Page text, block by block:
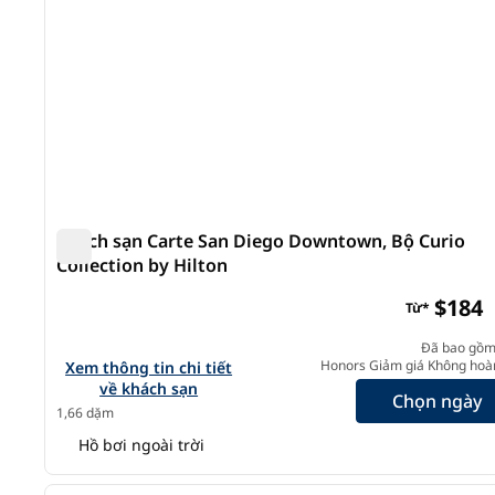
Khách sạn Carte San Diego Downtown, Bộ Curio
Collection by Hilton
Xem chi tiết khách sạn cho Carte Hotel San Diego
Xem thông tin chi tiết
về khách sạn
1,66 dặm
Từ* $184
Đã bao
Honors Giảm giá Không
Chọn ngày
Hồ bơi ngoài trời
1